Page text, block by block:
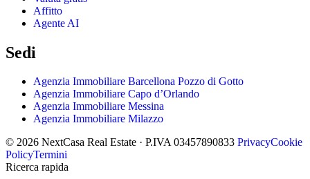
Affitto
Agente AI
Sedi
Agenzia Immobiliare Barcellona Pozzo di Gotto
Agenzia Immobiliare Capo d’Orlando
Agenzia Immobiliare Messina
Agenzia Immobiliare Milazzo
© 2026 NextCasa Real Estate · P.IVA 03457890833 PrivacyCookie
PolicyTermini
Ricerca rapida